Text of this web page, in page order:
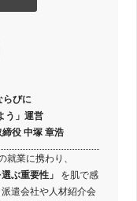
らびに
う」運営
役 中塚 章浩
就業に携わり、
ぶ重要性」
を肌で感
遣会社や人材紹介会